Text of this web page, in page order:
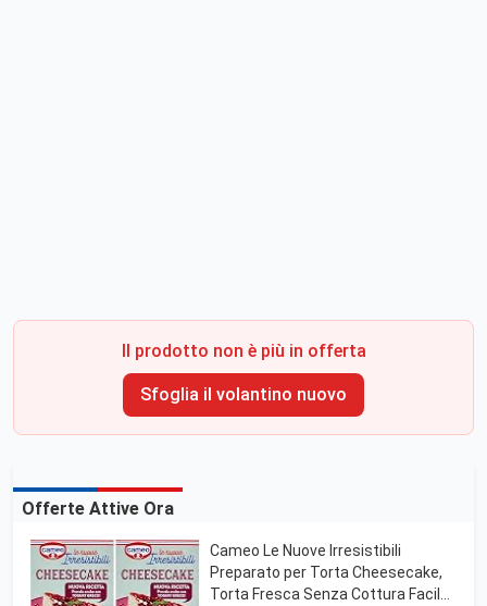
Il prodotto non è più in offerta
Sfoglia il volantino nuovo
Offerte Attive Ora
Cameo Le Nuove Irresistibili
Preparato per Torta Cheesecake,
Torta Fresca Senza Cottura Facile